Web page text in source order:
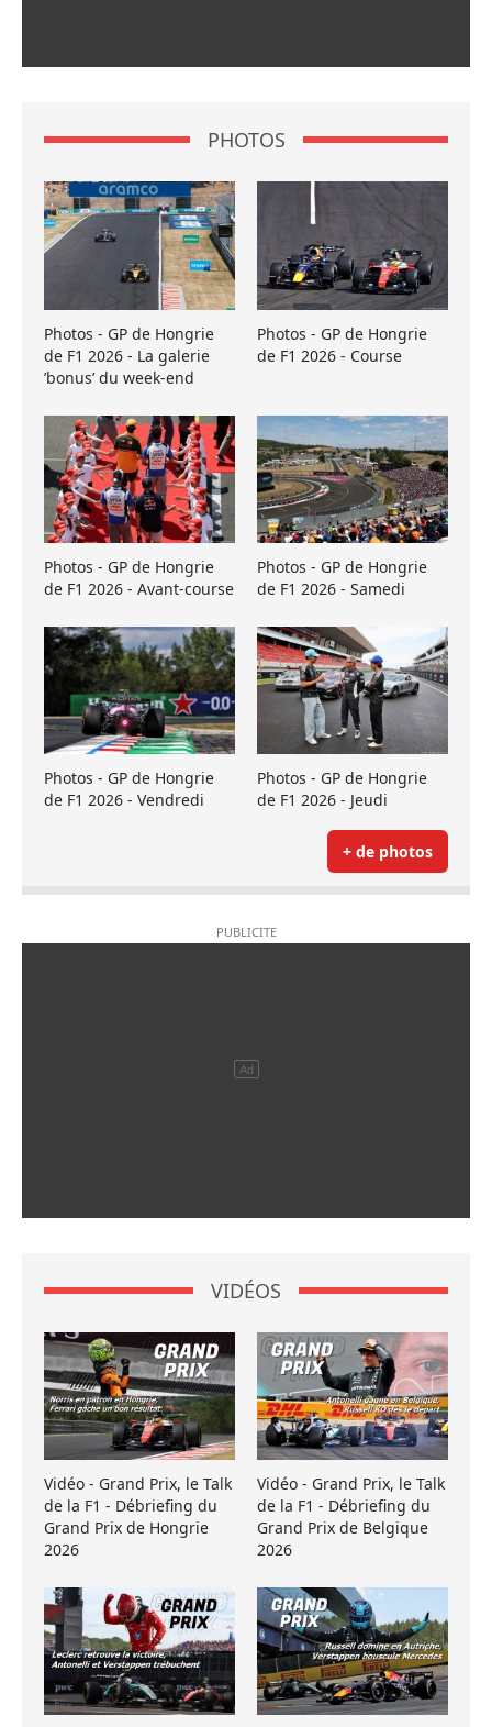
PHOTOS
Photos - GP de Hongrie
de F1 2026 - La galerie
’bonus’ du week-end
Photos - GP de Hongrie
de F1 2026 - Course
Photos - GP de Hongrie
de F1 2026 - Avant-course
Photos - GP de Hongrie
de F1 2026 - Samedi
Photos - GP de Hongrie
de F1 2026 - Vendredi
Photos - GP de Hongrie
de F1 2026 - Jeudi
+ de photos
VIDÉOS
Vidéo - Grand Prix, le Talk
de la F1 - Débriefing du
Grand Prix de Hongrie
2026
Vidéo - Grand Prix, le Talk
de la F1 - Débriefing du
Grand Prix de Belgique
2026